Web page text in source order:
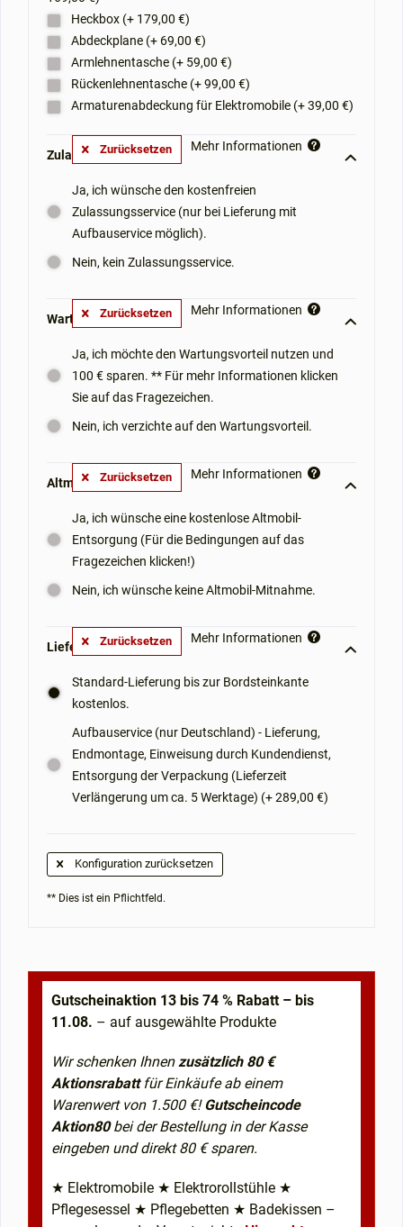
Heckbox (+ 179,00 €)
Abdeckplane (+ 69,00 €)
Armlehnentasche (+ 59,00 €)
Rückenlehnentasche (+ 99,00 €)
Armaturenabdeckung für Elektromobile (+ 39,00 €)
Zulassungsservice: **
Ja, ich wünsche den kostenfreien
Zulassungsservice (nur bei Lieferung mit
Aufbauservice möglich).
Nein, kein Zulassungsservice.
Zurücksetzen Mehr Informationen
Wartungsvorteil: **
Ja, ich möchte den Wartungsvorteil nutzen und
100 € sparen. ** Für mehr Informationen klicken
Sie auf das Fragezeichen.
Nein, ich verzichte auf den Wartungsvorteil.
Zurücksetzen Mehr Informationen
Altmobil-Mitnahme: **
Ja, ich wünsche eine kostenlose Altmobil-
Entsorgung (Für die Bedingungen auf das
Fragezeichen klicken!)
Nein, ich wünsche keine Altmobil-Mitnahme.
Zurücksetzen Mehr Informationen
Lieferoptionen: **
Standard-Lieferung bis zur Bordsteinkante
kostenlos.
Aufbauservice (nur Deutschland) - Lieferung,
Endmontage, Einweisung durch Kundendienst,
Entsorgung der Verpackung (Lieferzeit
Verlängerung um ca. 5 Werktage) (+ 289,00 €)
Zurücksetzen Mehr Informationen
Konfiguration zurücksetzen
** Dies ist ein Pflichtfeld.
Gutscheinaktion 13 bis 74 % Rabatt – bis
11.08. – auf ausgewählte Produkte
Wir schenken Ihnenzusätzlich 80 €
Aktionsrabattfür Einkäufe ab einem
Warenwert von 1.500 €!Gutscheincode
Aktion80bei der Bestellung in der Kasse
eingeben und direkt 80 € sparen.
★ Elektromobile ★ Elektrorollstühle ★
Pflegesessel ★ Pflegebetten ★ Badekissen –